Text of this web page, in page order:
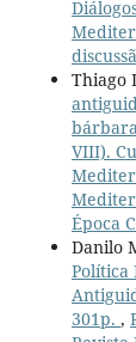
Thiago
VIII).
Época
Danilo
Política
301p. ,